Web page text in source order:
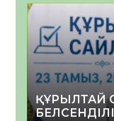
ҚҰРЫЛТАЙ